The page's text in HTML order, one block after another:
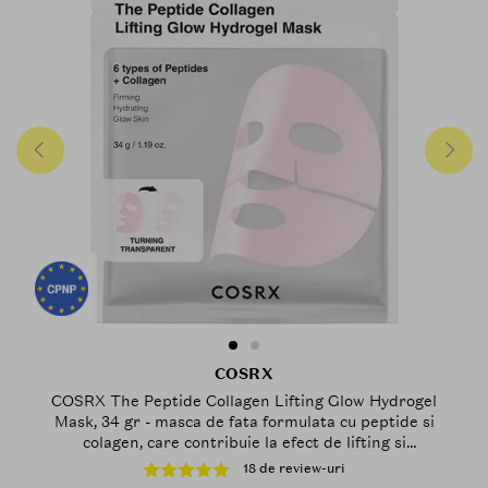
COSRX
COSRX The Peptide Collagen Lifting Glow Hydrogel
Mask, 34 gr - masca de fata formulata cu peptide si
colagen, care contribuie la efect de lifting si
stralucire pentru tenul lipsit de fermitate sau
vitalitate
18 de review-uri